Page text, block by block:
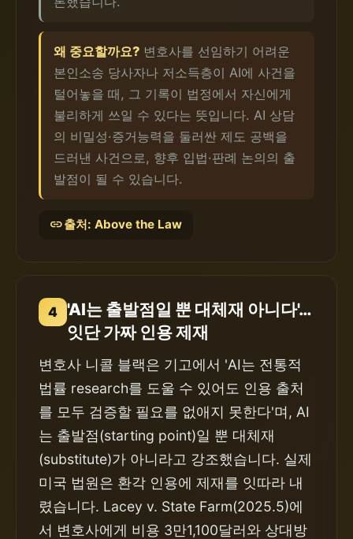
왜 중요할까요? 변호사를 선임하기 어려운
본인소송 당사자나 저소득층이 AI에 사건을
털어놓을 때, 그 기록이 법정에서 자신에게
불리하게 쓰일 수 있다는 뜻입니다. AI 상담
의 비밀성·증거능력을 둘러싼 제도 공백을
드러낸 사건으로, 향후 입법·판례 논의의 출
발점이 될 수 있습니다.
link출처: Above the Law
4 'AI는 출발점일 뿐 대체재 아니다'…
잇단 가짜 인용 제재
변호사 니콜 블랙은 기고에서 'AI는 전통적
법률 research를 도울 수 있어도 인용 출처
를 모두 검증할 필요를 없애지 못한다'며, AI
는 출발점(starting point)일 뿐 대체재
(substitute)가 아니라고 강조했습니다. 실제
미국 법원은 환각 인용에 제재를 잇따라 내
렸습니다. Lacey v. State Farm(2025.5)에
서 변호사에게 비용 3만1,100달러와 상대방